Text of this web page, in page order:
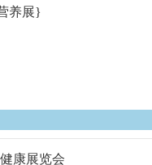
养展}
康展览会